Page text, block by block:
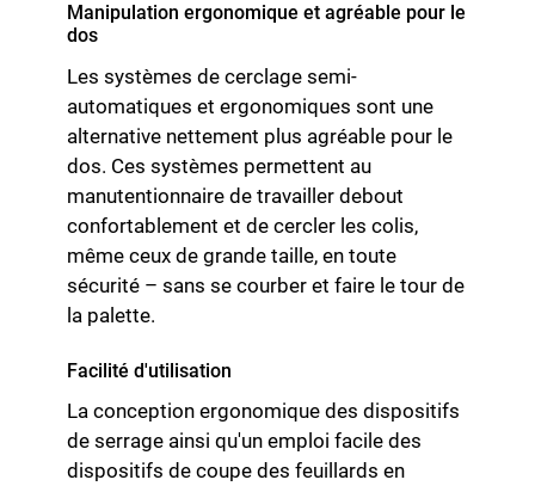
Manipulation ergonomique et agréable pour le
dos
Les systèmes de cerclage semi-
automatiques et ergonomiques sont une
alternative nettement plus agréable pour le
dos. Ces systèmes permettent au
manutentionnaire de travailler debout
confortablement et de cercler les colis,
même ceux de grande taille, en toute
sécurité – sans se courber et faire le tour de
la palette.
Facilité d'utilisation
La conception ergonomique des dispositifs
de serrage ainsi qu'un emploi facile des
dispositifs de coupe des feuillards en